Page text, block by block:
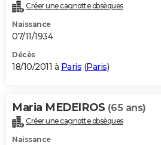
Créer une cagnotte obsèques
Naissance
07/11/1934
Décès
18/10/2011 à Paris (Paris)
Maria MEDEIROS (65 ans)
Créer une cagnotte obsèques
Naissance